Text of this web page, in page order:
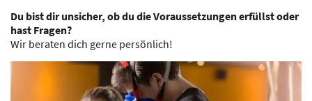
Du bist dir unsicher, ob du die Voraussetzungen erfüllst oder
hast Fragen?
Wir beraten dich gerne persönlich!